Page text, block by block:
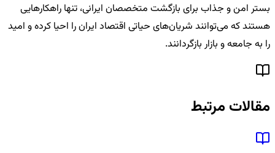
بستر امن و جذاب برای بازگشت متخصصان ایرانی، تنها راهکارهایی
هستند که می‌توانند شریان‌های حیاتی اقتصاد ایران را احیا کرده و امید
را به جامعه و بازار بازگردانند.
مقالات مرتبط